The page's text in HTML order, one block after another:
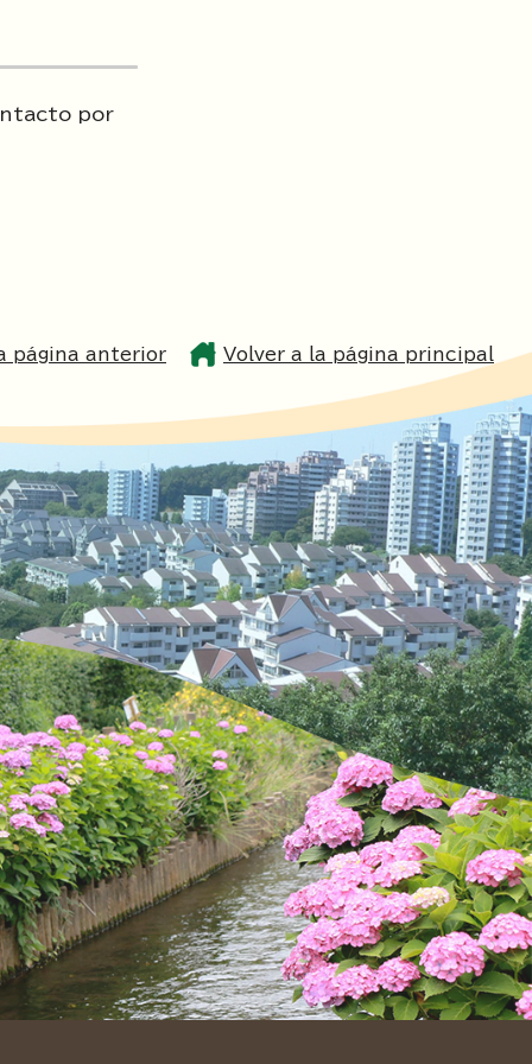
por
página anterior Volver a la página principal